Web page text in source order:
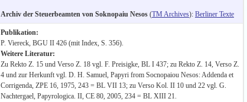
Archiv der Steuerbeamten von Soknopaiu Nesos (TM Archives): Berliner Texte
Publikation:
P. Viereck, BGU II 426 (mit Index, S. 356).
Weitere Literatur:
Zu Rekto Z. 15 und Verso Z. 18 vgl. F. Preisigke, BL I 437; zu Rekto Z. 14, Verso Z.
4 und zur Herkunft vgl. D. H. Samuel, Papyri from Socnopaiou Nesos: Addenda et
Corrigenda, ZPE 16, 1975, 243 = BL VII 13; zu Verso Kol. II 10 und 22 vgl. G.
Nachtergael, Papyrologica. II, CE 80, 2005, 234 = BL XIII 21.